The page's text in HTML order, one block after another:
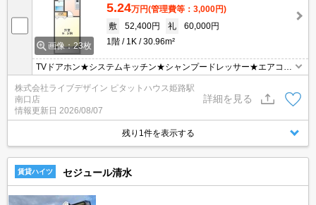
画像：23枚
5.24万円(管理費等：3,000円)
敷
52,400円 礼
60,000円
1階
1K 30.96m²
TVドアホン★システムキッチン★シャンプードレッサー★エアコン
★ウォシュレット
株式会社ライブデザイン ピタットハウス姫路駅
南口店
情報更新日 2026/08/07
詳細を見る
残り1件を表示する
賃貸ハイツ セジュール清水